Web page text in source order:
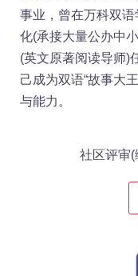
事业，曾在万科双
化(承接大量公办中
(英文原著阅读导师)
己成为双语“故事大
与能力。
社区评审(